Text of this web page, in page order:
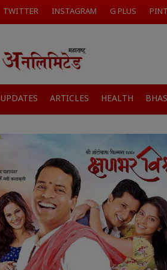
TWITTER INSTAGRAM G PLUS
UPDATES ARTICLES HEALTH